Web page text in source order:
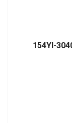
154YI-